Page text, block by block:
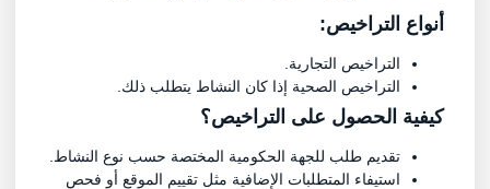
أنواع التراخيص:
التراخيص التجارية.
التراخيص الصحية إذا كان النشاط يتطلب ذلك.
كيفية الحصول على التراخيص؟
تقديم طلب للجهة الحكومية المختصة حسب نوع النشاط.
استيفاء المتطلبات الإضافية مثل تقييم الموقع أو فحص